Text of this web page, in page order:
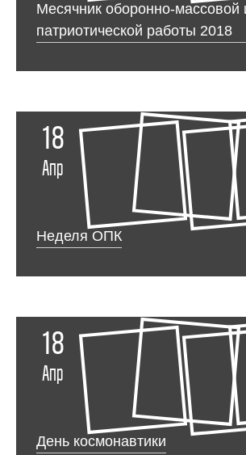
Месячник оборонно-массовой
патриотической работы 2018
18
Апр
Неделя ОПК
18
Апр
День космонавтики